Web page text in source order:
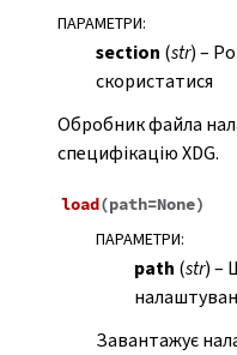
ПАРАМЕТРИ:
section (str) –
скористатися
Обробник файла
специфікацію XDG.
load(path=None)
ПАРАМЕТРИ:
path (str) –
Завантажує